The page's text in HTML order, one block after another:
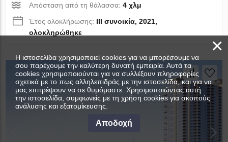
Απόσταση από τη θάλασσα:4 χλμ
Έτος ολοκλήρωσης: III συνοικία, 2021,
ολοκληρώθηκε
×
Η ιστοσελίδα χρησιμοποιεί cookies για να μπορέσουμε να
σου παρέχουμε την καλύτερη δυνατή εμπειρία. Αυτά τα
cookies χρησιμοποιούνται για να συλλέξουν πληροφορίες
σχετικά με το πως αλληλεπιδράς με την ιστοσελίδα, και για να
μας επιτρέψουν να σε θυμόμαστε. Χρησιμοποιώντας αυτή
την ιστοσελίδα, συμφωνείς με τη χρήση cookies για σκοπούς
ανάλυσης και εξατομίκευσης.
Αποδοχή